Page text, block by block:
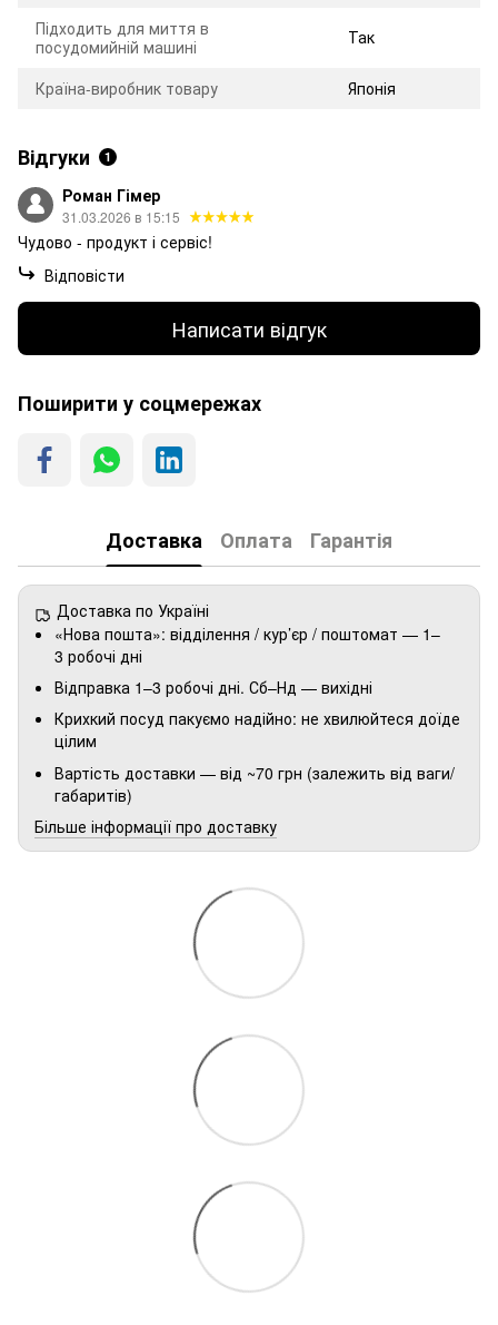
Підходить для миття в
посудомийній машині
Так
Країна-виробник товару Японія
Відгуки 1
Роман Гімер
31.03.2026 в 15:15
Чудово - продукт і сервіс!
Відповісти
Написати відгук
Поширити у соцмережах
Доставка Оплата Гарантія
Доставка по Україні
«Нова пошта»: відділення / кур’єр / поштомат — 1–
3 робочі дні
Відправка 1–3 робочі дні. Сб–Нд — вихідні
Крихкий посуд пакуємо надійно: не хвилюйтеся доїде
цілим
Вартість доставки — від ~70 грн (залежить від ваги/
габаритів)
Більше інформації про доставку